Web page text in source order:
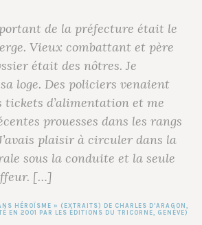
de la préfecture était le
Vieux combattant et père
était des nôtres. Je
loge. Des policiers venaient
tickets d’alimentation et me
prouesses dans les rangs
plaisir à circuler dans la
sous la conduite et la seule
[…]
HÉROÏSME » (EXTRAITS) DE CHARLES D’ARAGON
EN 2001 PAR LES ÉDITIONS DU TRICORNE, GENÈVE)